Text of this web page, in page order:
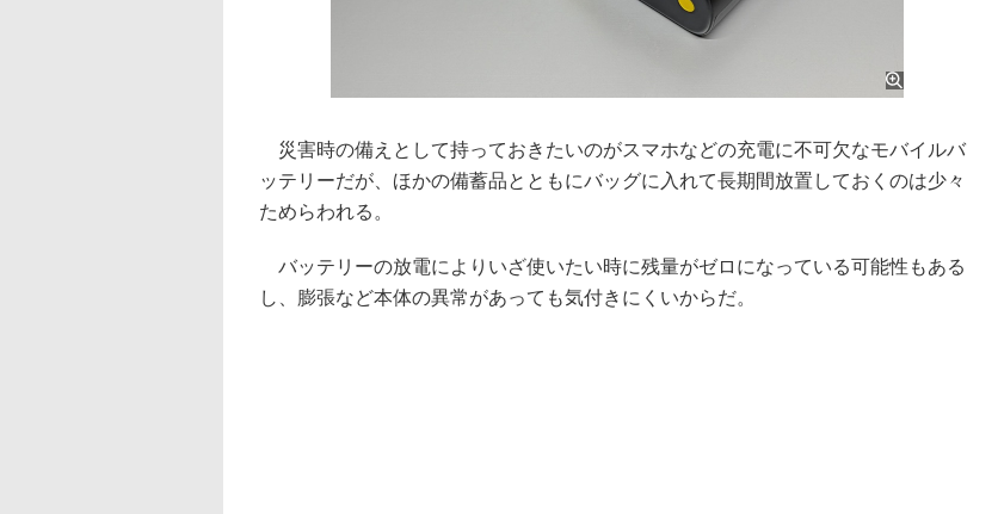
災害時の備えとして持っておきたいのがスマホなどの充電に不可欠なモバイルバ
ッテリーだが、ほかの備蓄品とともにバッグに入れて長期間放置しておくのは少々
ためらわれる。
バッテリーの放電によりいざ使いたい時に残量がゼロになっている可能性もある
し、膨張など本体の異常があっても気付きにくいからだ。